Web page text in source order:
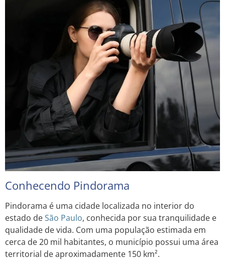
Conhecendo Pindorama
Pindorama é uma cidade localizada no interior do
estado deSão Paulo, conhecida por sua tranquilidade e
qualidade de vida. Com uma população estimada em
cerca de 20 mil habitantes, o município possui uma área
territorial de aproximadamente 150 km².